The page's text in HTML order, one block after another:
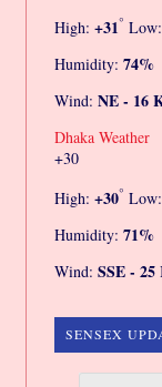
High:+31°
Humidity:74%
Wind:NE - 16
Dhaka Weather
+30
High:+30°
Humidity:71%
Wind:SSE -
SENSEX